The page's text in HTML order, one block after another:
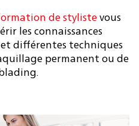
de stylistevous
les connaissances
et différentes techniques
permanent ou de